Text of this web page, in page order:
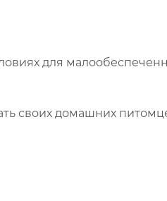
для
своих домашних